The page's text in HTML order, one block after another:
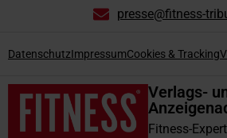
Verlags-
Fitness-
presse@fitness-
DatenschutzImpressumCookies & Tracking